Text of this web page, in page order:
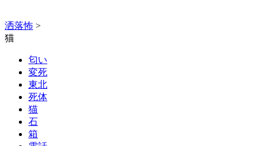
洒落怖 >
猫
匂い
変死
東北
死体
猫
石
箱